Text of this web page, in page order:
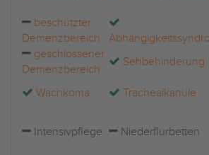
beschützter
Demenzbereich
geschlossener
Demenzbereich
Sehbehinderung
Wachkoma
Trachealkanüle
Intensivpflege Niederflurbetten